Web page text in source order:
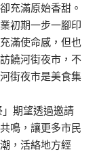
充滿原始香甜。
初期一步一腳印
滿使命感，但也
饒河街夜市，不
街夜市是美食集
期望透過邀請
鳴，讓更多市民
，活絡地方經